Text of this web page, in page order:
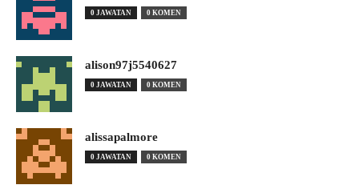
0 JAWATAN 0 KOMEN
alison97j5540627
0 JAWATAN 0 KOMEN
alissapalmore
0 JAWATAN 0 KOMEN